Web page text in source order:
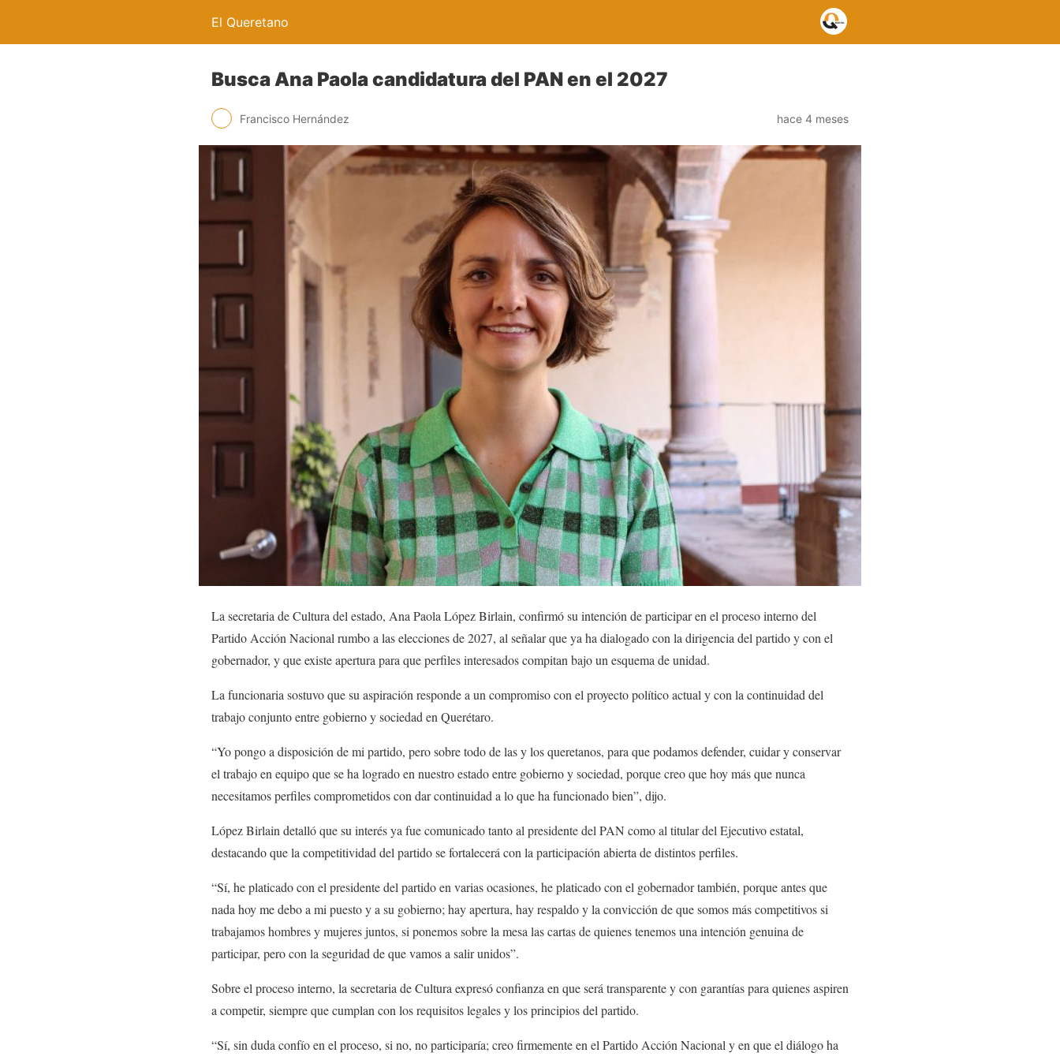
El Queretano
Busca Ana Paola candidatura del PAN en el 2027
Francisco Hernández hace 4 meses
La secretaria de Cultura del estado, Ana Paola López Birlain, confirmó su intención de participar en el proceso interno del
Partido Acción Nacional rumbo a las elecciones de 2027, al señalar que ya ha dialogado con la dirigencia del partido y con el
gobernador, y que existe apertura para que perfiles interesados compitan bajo un esquema de unidad.
La funcionaria sostuvo que su aspiración responde a un compromiso con el proyecto político actual y con la continuidad del
trabajo conjunto entre gobierno y sociedad en Querétaro.
“Yo pongo a disposición de mi partido, pero sobre todo de las y los queretanos, para que podamos defender, cuidar y conservar
el trabajo en equipo que se ha logrado en nuestro estado entre gobierno y sociedad, porque creo que hoy más que nunca
necesitamos perfiles comprometidos con dar continuidad a lo que ha funcionado bien”, dijo.
López Birlain detalló que su interés ya fue comunicado tanto al presidente del PAN como al titular del Ejecutivo estatal,
destacando que la competitividad del partido se fortalecerá con la participación abierta de distintos perfiles.
“Sí, he platicado con el presidente del partido en varias ocasiones, he platicado con el gobernador también, porque antes que
nada hoy me debo a mi puesto y a su gobierno; hay apertura, hay respaldo y la convicción de que somos más competitivos si
trabajamos hombres y mujeres juntos, si ponemos sobre la mesa las cartas de quienes tenemos una intención genuina de
participar, pero con la seguridad de que vamos a salir unidos”.
Sobre el proceso interno, la secretaria de Cultura expresó confianza en que será transparente y con garantías para quienes aspiren
a competir, siempre que cumplan con los requisitos legales y los principios del partido.
“Sí, sin duda confío en el proceso, si no, no participaría; creo firmemente en el Partido Acción Nacional y en que el diálogo ha